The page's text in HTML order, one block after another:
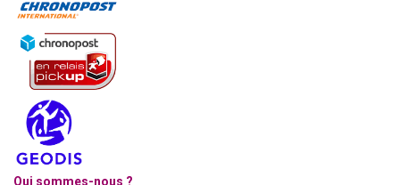
Qui sommes-nous ?